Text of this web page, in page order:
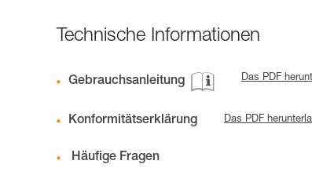
Technische Informationen
Gebrauchsanleitung Das PDF
Konformitätserklärung Das PDF
Häufige Fragen